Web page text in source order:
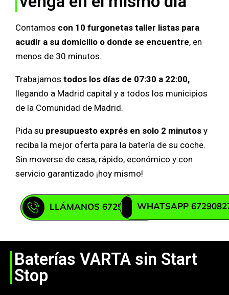
Contamos con 10 furgonetas taller listas para
acudir a su domicilio o donde se encuentre, en
menos de 30 minutos.
Trabajamos todos los días de 07:30 a 22:00,
llegando a Madrid capital y a todos los municipios
de la Comunidad de Madrid.
Pida su presupuesto exprés en solo 2 minutos y
reciba la mejor oferta para la batería de su coche.
Sin moverse de casa, rápido, económico y con
servicio garantizado ¡hoy mismo!
LLÁMANOS 672908271WHATSAPP
Baterías VARTA sin Start
Stop